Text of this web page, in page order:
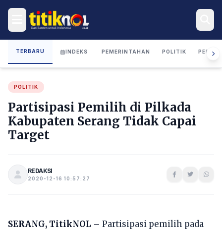
TERBARU INDEKS PEMERINTAHAN POLITIK
POLITIK
Partisipasi Pemilih di Pilkada
Kabupaten Serang Tidak Capai
Target
REDAKSI
2020-12-16 10:57:27
SERANG, TitikNOL – Partisipasi pemilih pada